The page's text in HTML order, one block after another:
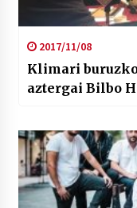
2017/11/08
Klimari
aztergai Bilbo